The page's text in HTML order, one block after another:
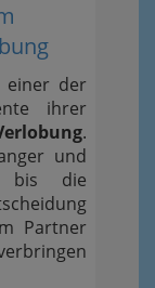
der
ihrer
.
und
bis die
Partner